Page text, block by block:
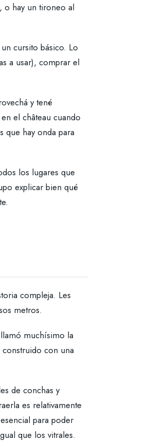
o hay un tironeo al
cursito básico. Lo
a usar), comprar el
y tené
el château cuando
que hay onda para
los lugares que
explicar bien qué
compleja. Les
metros.
muchísimo la
con una
de conchas y
es relativamente
para poder
que los vitrales.